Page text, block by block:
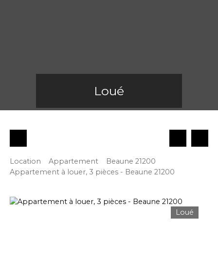
Loué
Location Appartement
Beaune 21200
Appartement à louer, 3 pièces - Beaune 21200
Loué